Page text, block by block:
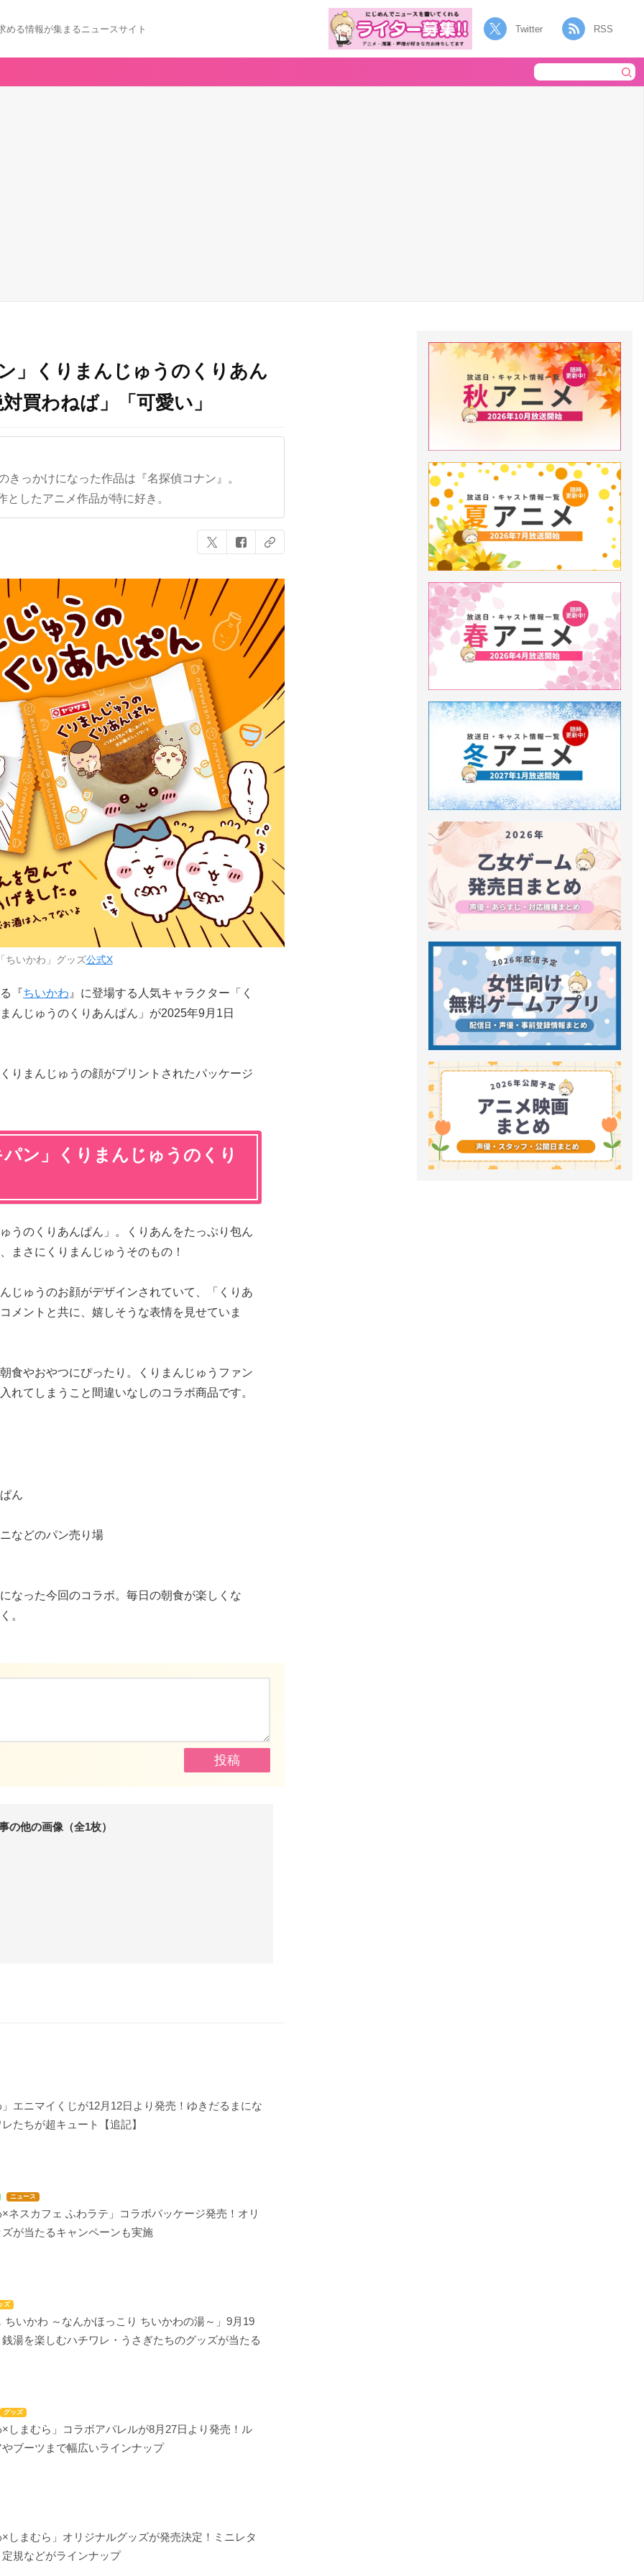
める情報が集まるニュースサイト Twitter RSS
」くりまんじゅうのくりあん
買わねば」「可愛い」
きっかけになった作品は『名探偵コナン』。
したアニメ作品が特に好き。
ちいかわ」グッズ公式X
『ちいかわ 』に登場する人気キャラクター「く
んじゅうのくりあんぱん」が2025年9月1日
りまんじゅうの顔がプリントされたパッケージ
ン」くりまんじゅうのくり
うのくりあんぱん」。くりあんをたっぷり包ん
まさにくりまんじゅうそのもの！
じゅうのお顔がデザインされていて、「くりあ
メントと共に、嬉しそうな表情を見せていま
食やおやつにぴったり。くりまんじゅうファン
れてしまうこと間違いなしのコラボ商品です。
ん
などのパン売り場
なった今回のコラボ。毎日の朝食が楽しくな
。
の他の画像（全1枚）
エニマイくじが12月12日より発売！ゆきだるまにな
たちが超キュート【追記】
ニュース
ネスカフェ ふわラテ」コラボパッケージ発売！オリ
が当たるキャンペーンも実施
ズ
ちいかわ ～なんかほっこり ちいかわの湯～」9月19
湯を楽しむハチワレ・うさぎたちのグッズが当たる
グッズ
しまむら」コラボアパレルが8月27日より発売！ル
ブーツまで幅広いラインナップ
しまむら」オリジナルグッズが発売決定！ミニレタ
規などがラインナップ